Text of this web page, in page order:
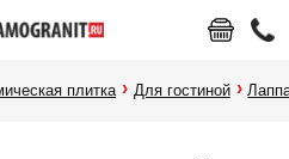
плитка Для гостиной